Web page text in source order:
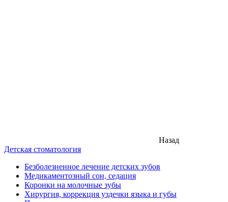
Назад
Детская стоматология
Безболезненное лечение детских зубов
Медикаментозный сон, седация
Коронки на молочные зубы
Хирургия, коррекция уздечки языка и губы